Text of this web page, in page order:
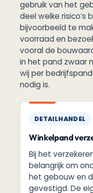
gebruik van het
deel welke risico’s
bijvoorbeeld te
voorraad en
vooral de
in het pand zwaar
wij per
nodig is.
DETAILHANDEL
Winkelpand
Bij het
belangrijk om
het gebouw en
gevestigd. De